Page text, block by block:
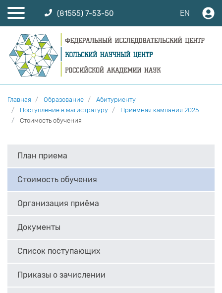
(81555) 7-53-50 EN
Главная Образование
Абитуриенту
Поступление в магистратуру
Приемная кампания 2025
Стоимость обучения
План приема
Стоимость обучения
Организация приёма
Документы
Список поступающих
Приказы о зачислении